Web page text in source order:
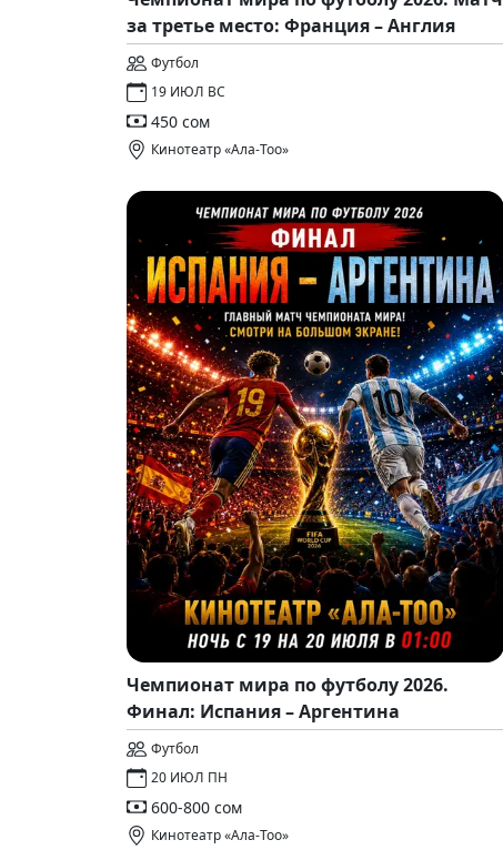
за третье место: Франция – Англия
Футбол
19 ИЮЛ ВС
450 сом
Кинотеатр «Ала-Тоо»
Чемпионат мира по футболу 2026.
Финал: Испания – Аргентина
Футбол
20 ИЮЛ ПН
600-800 сом
Кинотеатр «Ала-Тоо»